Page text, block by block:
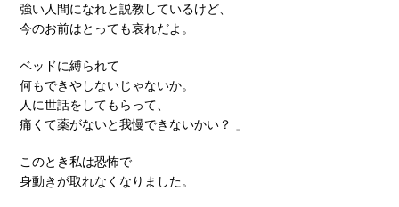
強い人間になれと説教しているけど、
今のお前はとっても哀れだよ。
ベッドに縛られて
何もできやしないじゃないか。
人に世話をしてもらって、
痛くて薬がないと我慢できないかい？ 」
このとき私は恐怖で
身動きが取れなくなりました。